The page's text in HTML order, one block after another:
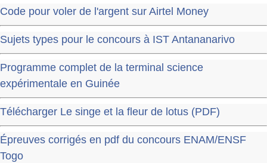
Code pour voler de l'argent sur Airtel Money
Sujets types pour le concours à IST Antananarivo
Programme complet de la terminal science
expérimentale en Guinée
Télécharger Le singe et la fleur de lotus (PDF)
Épreuves corrigés en pdf du concours ENAM/ENSF
Togo